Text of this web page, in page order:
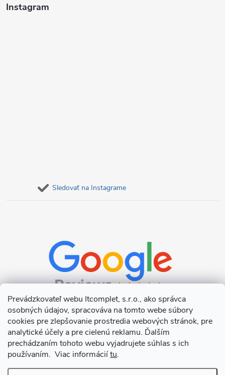
Prevádzkovateľ webu Itcomplet, s.r.o., ako správca
osobných údajov, spracováva na tomto webe súbory
cookies pre zlepšovanie prostredia webových stránok, pre
analytické účely a pre cielenú reklamu. Ďalším
prechádzaním tohoto webu vyjadrujete súhlas s ich
používaním. Viac informáciítu.
Instagram
Sledovať na Instagrame